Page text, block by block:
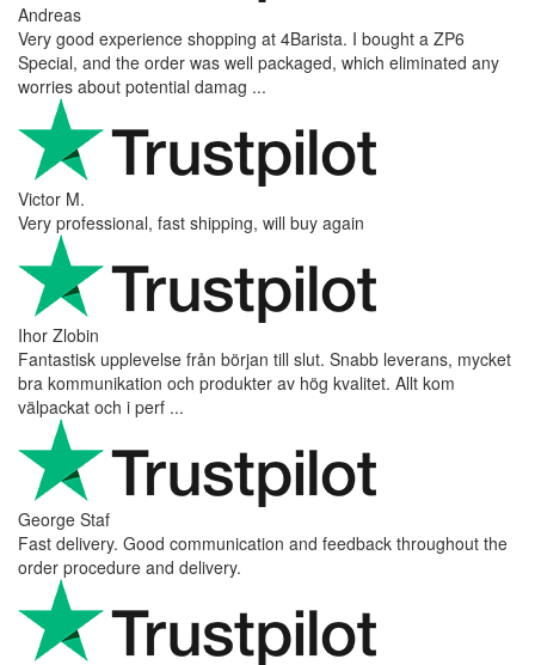
Andreas
Very good experience shopping at 4Barista. I bought a ZP6
Special, and the order was well packaged, which eliminated any
worries about potential damag ...
Victor M.
Very professional, fast shipping, will buy again
Ihor Zlobin
Fantastisk upplevelse från början till slut. Snabb leverans, mycket
bra kommunikation och produkter av hög kvalitet. Allt kom
välpackat och i perf ...
George Staf
Fast delivery. Good communication and feedback throughout the
order procedure and delivery.